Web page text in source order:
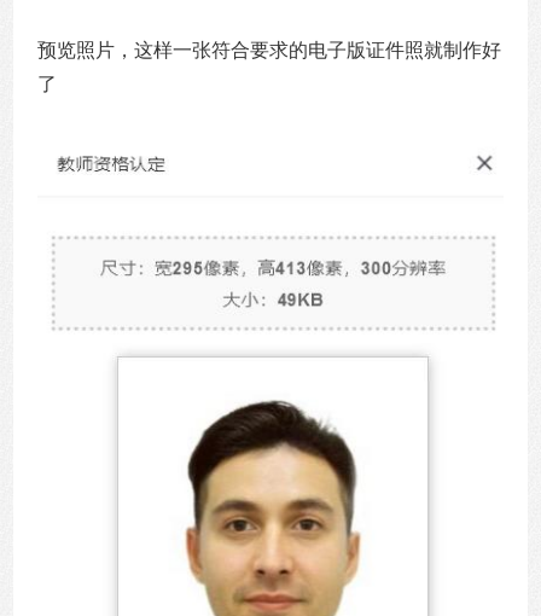
预览照片，这样一张符合要求的电子版证件照就制作好
了